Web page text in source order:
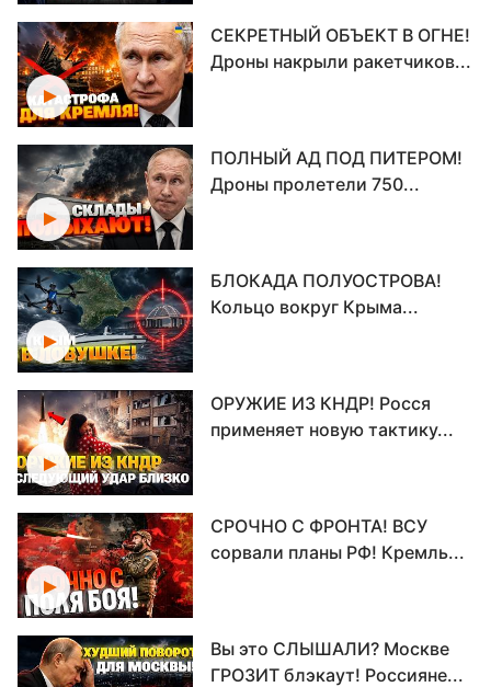
СЕКРЕТНЫЙ ОБЪЕКТ В ОГНЕ!
Дроны накрыли ракетчиков...
ПОЛНЫЙ АД ПОД ПИТЕРОМ!
Дроны пролетели 750...
БЛОКАДА ПОЛУОСТРОВА!
Кольцо вокруг Крыма...
ОРУЖИЕ ИЗ КНДР! Росся
применяет новую тактику...
СРОЧНО С ФРОНТА! ВСУ
сорвали планы РФ! Кремль...
Вы это СЛЫШАЛИ? Москве
ГРОЗИТ блэкаут! Россияне...